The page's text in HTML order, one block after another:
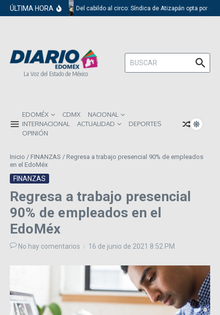
Saltar al contenido
ÚLTIMA HORA Del cabildo al circo: Síndica de Atizapán opta por el
La Voz del Estado de México
Buscar:
EDOMÉX CDMX
NACIONAL
INTERNACIONAL
ACTUALIDAD
DEPORTES
OPINIÓN
Inicio / FINANZAS / Regresa a trabajo presencial 90% de empleados
en el EdoMéx
FINANZAS
Regresa a trabajo presencial
90% de empleados en el
EdoMéx
No hay comentarios 16 de junio de 2021 8:52 PM